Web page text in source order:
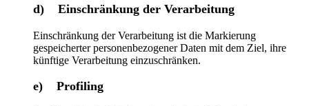
d) Einschränkung der Verarbeitung
Einschränkung der Verarbeitung ist die Markierung
gespeicherter personenbezogener Daten mit dem Ziel, ihre
künftige Verarbeitung einzuschränken.
e) Profiling